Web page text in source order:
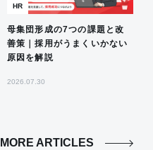
HR
母集団形成の7つの課題と改
善策｜採用がうまくいかない
原因を解説
2026.07.30
MORE ARTICLES